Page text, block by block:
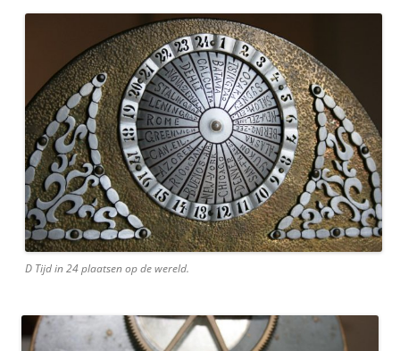
D Tijd in 24 plaatsen op de wereld.